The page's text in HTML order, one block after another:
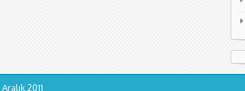
Aralık 2011